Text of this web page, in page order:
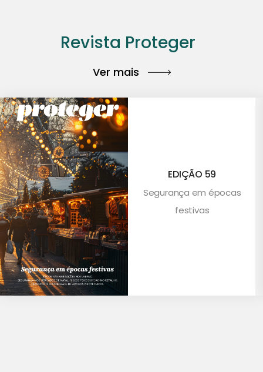
Revista Proteger
Ver mais
EDIÇÃO 59
Segurança em épocas
festivas